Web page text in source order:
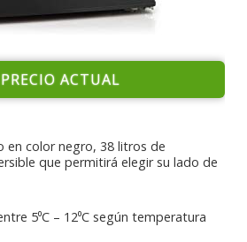
ACTUAL
en color negro, 38 litros de
que permitirá elegir su lado de
5⁰C – 12⁰C según temperatura